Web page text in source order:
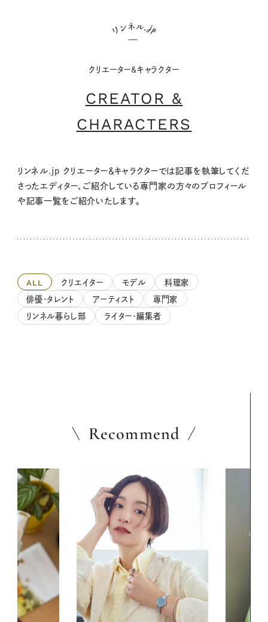
クリエーター&キャラクター
CREATOR &
CHARACTERS
リンネル.jp クリエーター＆キャラクターでは記事を執筆してくだ
さったエディター、ご紹介している専門家の方々のプロフィール
や記事一覧をご紹介いたします。
ALL クリエイター モデル
料理家
俳優・タレント
アーティスト
専門家
リンネル暮らし部
ライター・編集者
Recommend